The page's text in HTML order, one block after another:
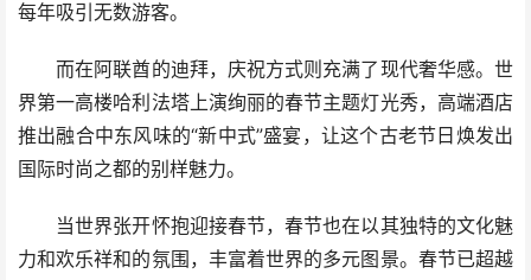
每年吸引无数游客。
而在阿联酋的迪拜，庆祝方式则充满了现代奢华感。世
界第一高楼哈利法塔上演绚丽的春节主题灯光秀，高端酒店
推出融合中东风味的“新中式”盛宴，让这个古老节日焕发出
国际时尚之都的别样魅力。
当世界张开怀抱迎接春节，春节也在以其独特的文化魅
力和欢乐祥和的氛围，丰富着世界的多元图景。春节已超越